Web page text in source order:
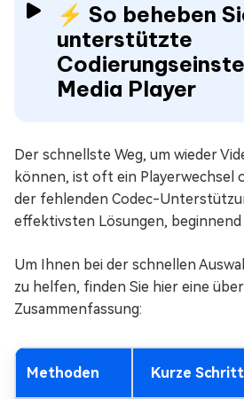
⚡ So beheben
unterstützte
Media Player
Der schnellste Weg, um wieder
können, ist oft ein Playerwechsel
der fehlenden Codec-
effektivsten Lösungen,
Um Ihnen bei der schnellen
zu helfen, finden Sie hier eine
Zusammenfassung:
Methoden Kurze